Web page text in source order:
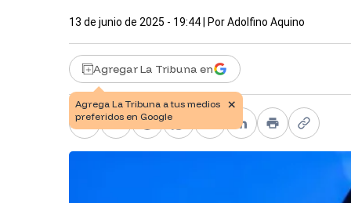
13 de junio de 2025 - 19:44 | PorAdolfino Aquino
Agregar La Tribuna en
Facebook
X TelegramWhatsApp
PinterestLinkedIn
PrintCopy